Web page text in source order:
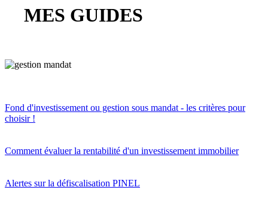
MES GUIDES
Fond d'investissement ou gestion sous mandat - les critères pour
choisir !
Comment évaluer la rentabilité d'un investissement immobilier
Alertes sur la défiscalisation PINEL